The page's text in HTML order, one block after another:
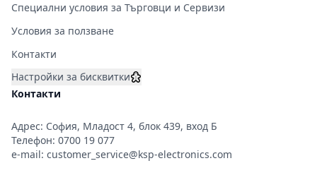
Специални условия за Търговци и Сервизи
Условия за ползване
Контакти
Настройки за бисквитки
Контакти
Адрес: София, Младост 4, блок 439, вход Б
Телефон: 0700 19 077
e-mail: customer_service@ksp-electronics.com